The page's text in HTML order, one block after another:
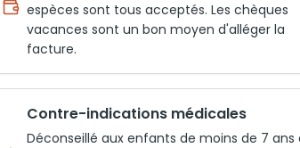
espèces sont tous acceptés. Les chèques
vacances sont un bon moyen d'alléger la
facture.
Contre-indications médicales
Déconseillé aux enfants de moins de 7 ans